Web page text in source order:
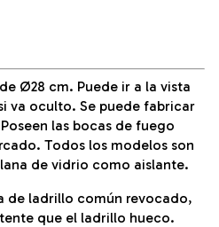
Ø28 cm. Puede ir a la vista
va oculto. Se puede fabricar
las bocas de fuego
Todos los modelos son
de vidrio como aislante.
de ladrillo común revocado,
que el ladrillo hueco.